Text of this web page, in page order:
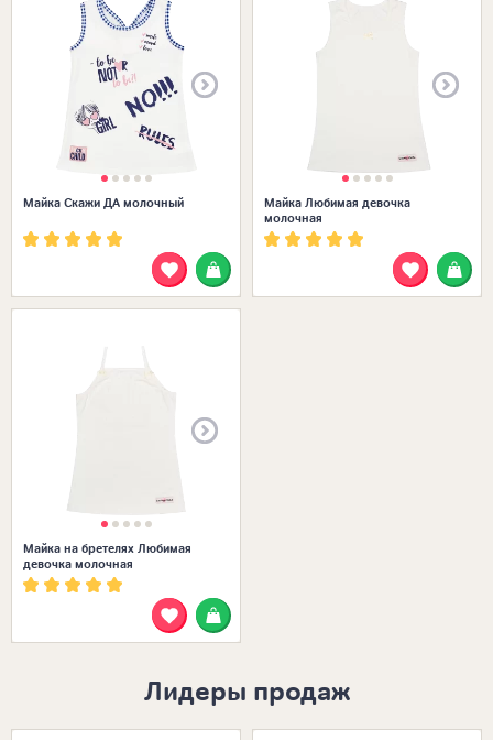
Майка Скажи ДА молочный
Майка Любимая девочка
молочная
Майка на бретелях Любимая
девочка молочная
Лидеры продаж